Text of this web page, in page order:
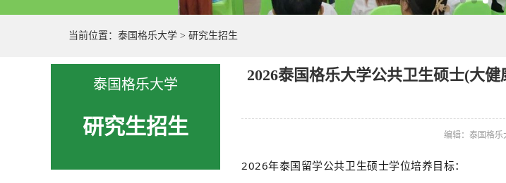
当前位置： 泰国格乐大学 > 研究生招生
泰国格乐大学
研究生招生
2026泰国格乐大学公共卫生硕士(大
编辑：泰国格乐
2026年泰国留学公共卫生硕士学位培养目标：